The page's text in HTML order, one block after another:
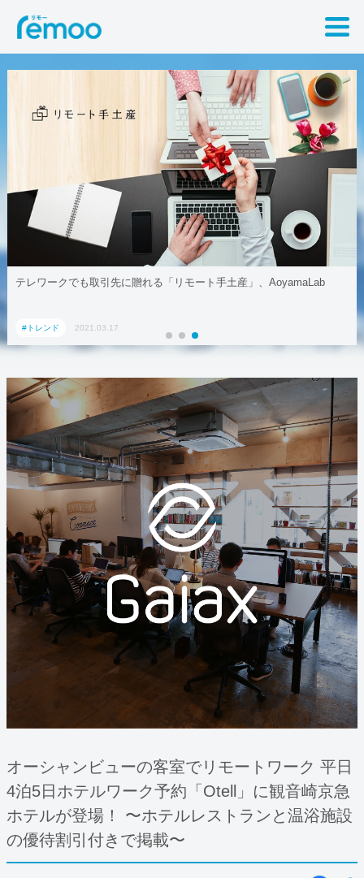
テレワークでも取引先に贈れる「リモート手土産」、AoyamaLab
#トレンド 2021.03.17
オーシャンビューの客室でリモートワーク 平日
4泊5日ホテルワーク予約「Otell」に観音崎京急
ホテルが登場！ 〜ホテルレストランと温浴施設
の優待割引付きで掲載〜